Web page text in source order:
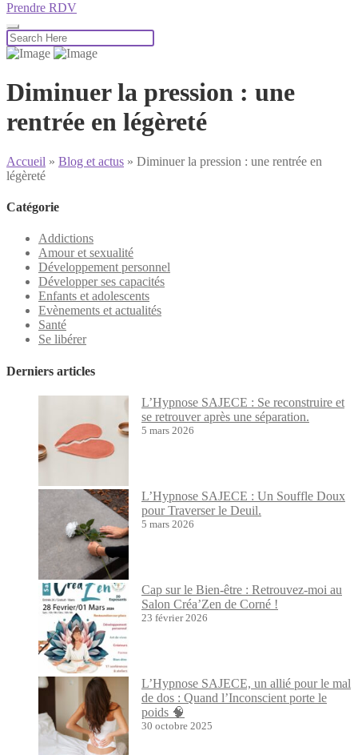
Prendre RDV
Diminuer la pression : une
rentrée en légèreté
Accueil » Blog et actus » Diminuer la pression : une rentrée en
légèreté
Catégorie
Addictions
Amour et sexualité
Développement personnel
Développer ses capacités
Enfants et adolescents
Evènements et actualités
Santé
Se libérer
Derniers articles
L’Hypnose SAJECE : Se reconstruire et
se retrouver après une séparation.
5 mars 2026
L’Hypnose SAJECE : Un Souffle Doux
pour Traverser le Deuil.
5 mars 2026
Cap sur le Bien-être : Retrouvez-moi au
Salon Créa’Zen de Corné !
23 février 2026
L’Hypnose SAJECE, un allié pour le mal
de dos : Quand l’Inconscient porte le
poids 🧠
30 octobre 2025